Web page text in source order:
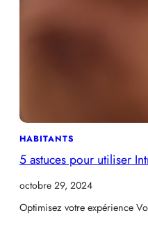
HABITANTS
5 astuces pour utiliser
octobre 29, 2024
Optimisez votre expérience